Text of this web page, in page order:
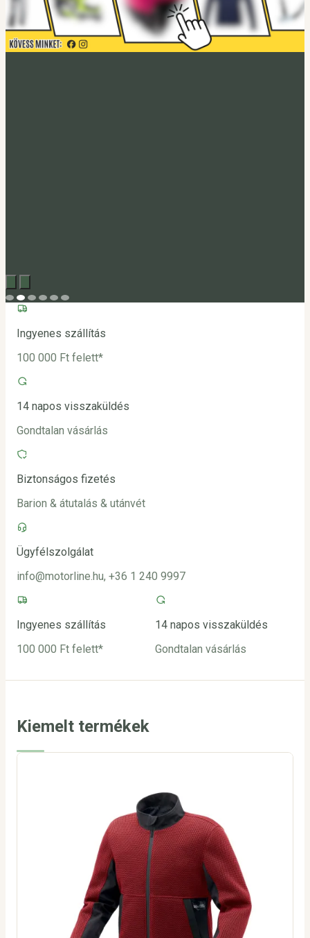
Acerbis akció
Fedezd fel
Ingyenes szállítás
100 000 Ft felett*
14 napos visszaküldés
Gondtalan vásárlás
Biztonságos fizetés
Barion & átutalás & utánvét
Ügyfélszolgálat
info@motorline.hu, +36 1 240 9997
Ingyenes szállítás
100 000 Ft felett*
14 napos visszaküldés
Gondtalan vásárlás
Kiemelt termékek